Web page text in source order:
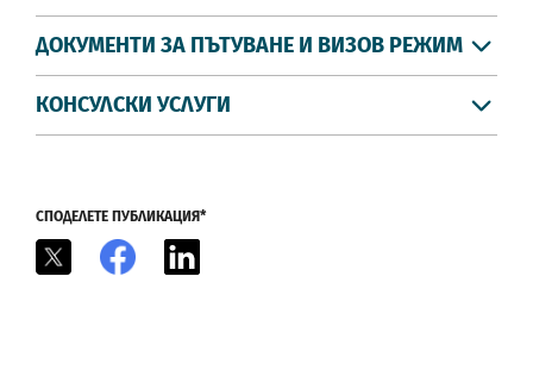
ДОКУМЕНТИ ЗА ПЪТУВАНЕ И ВИЗОВ РЕЖИМ
КОНСУЛСКИ УСЛУГИ
СПОДЕЛЕТЕ ПУБЛИКАЦИЯ*
Facebook